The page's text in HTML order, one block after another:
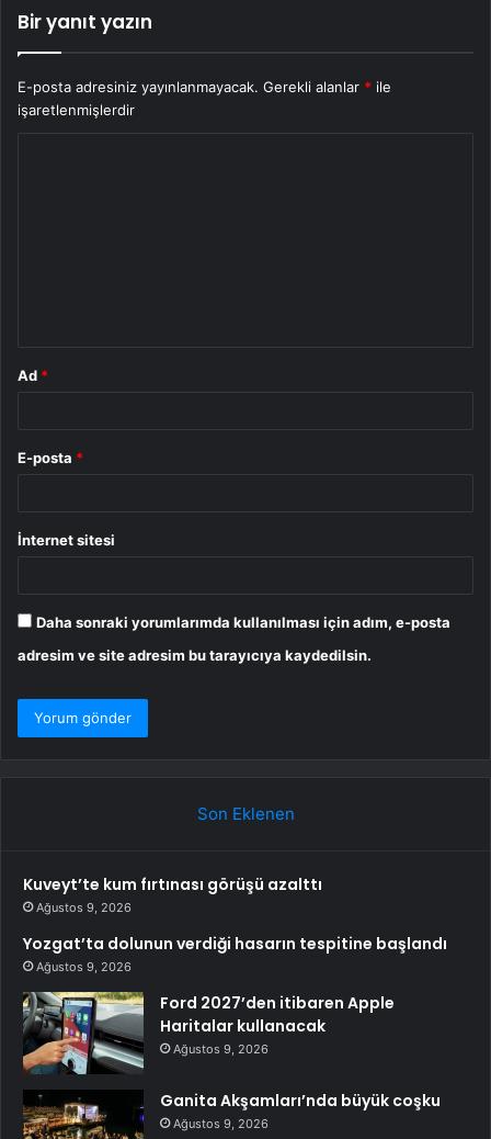
Bir yanıt yazın
E-posta adresiniz yayınlanmayacak. Gerekli alanlar * ile
işaretlenmişlerdir
Ad *
E-posta *
İnternet sitesi
Daha sonraki yorumlarımda kullanılması için adım, e-posta
adresim ve site adresim bu tarayıcıya kaydedilsin.
Son Eklenen
Kuveyt’te kum fırtınası görüşü azalttı
Ağustos 9, 2026
Yozgat’ta dolunun verdiği hasarın tespitine başlandı
Ağustos 9, 2026
Ford 2027’den itibaren Apple
Haritalar kullanacak
Ağustos 9, 2026
Ganita Akşamları’nda büyük coşku
Ağustos 9, 2026